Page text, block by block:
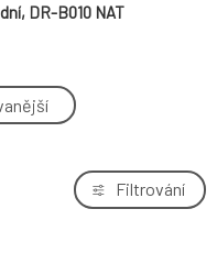
DR-B010 NAT
403 BK
Filtrování